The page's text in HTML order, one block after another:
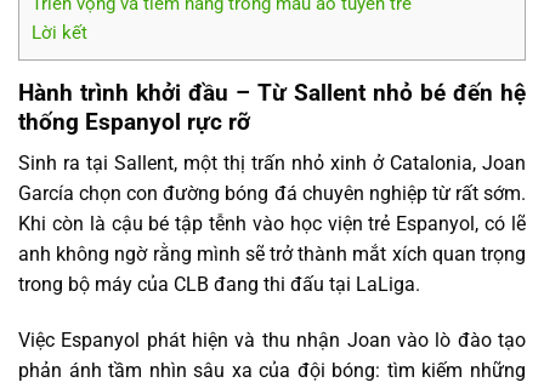
Lời kết
Hành trình khởi đầu – Từ Sallent nhỏ bé đến hệ
thống Espanyol rực rỡ
Sinh ra tại Sallent, một thị trấn nhỏ xinh ở Catalonia, Joan
García chọn con đường bóng đá chuyên nghiệp từ rất sớm.
Khi còn là cậu bé tập tễnh vào học viện trẻ Espanyol, có lẽ
anh không ngờ rằng mình sẽ trở thành mắt xích quan trọng
trong bộ máy của CLB đang thi đấu tại LaLiga.
Việc Espanyol phát hiện và thu nhận Joan vào lò đào tạo
phản ánh tầm nhìn sâu xa của đội bóng: tìm kiếm những